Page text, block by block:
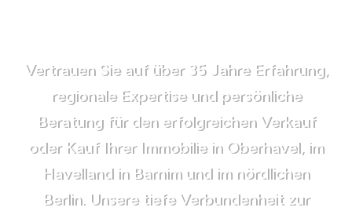
Vertrauen Sie auf über 35 Jahre Erfahrung,
regionale Expertise und persönliche
Beratung für den erfolgreichen Verkauf
oder Kauf Ihrer Immobilie in Oberhavel, im
Havelland in Barnim und im nördlichen
Berlin. Unsere tiefe Verbundenheit zur